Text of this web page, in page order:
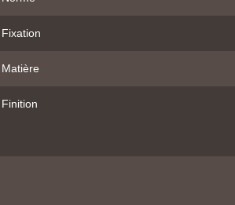
Fixation
Matière
Finition